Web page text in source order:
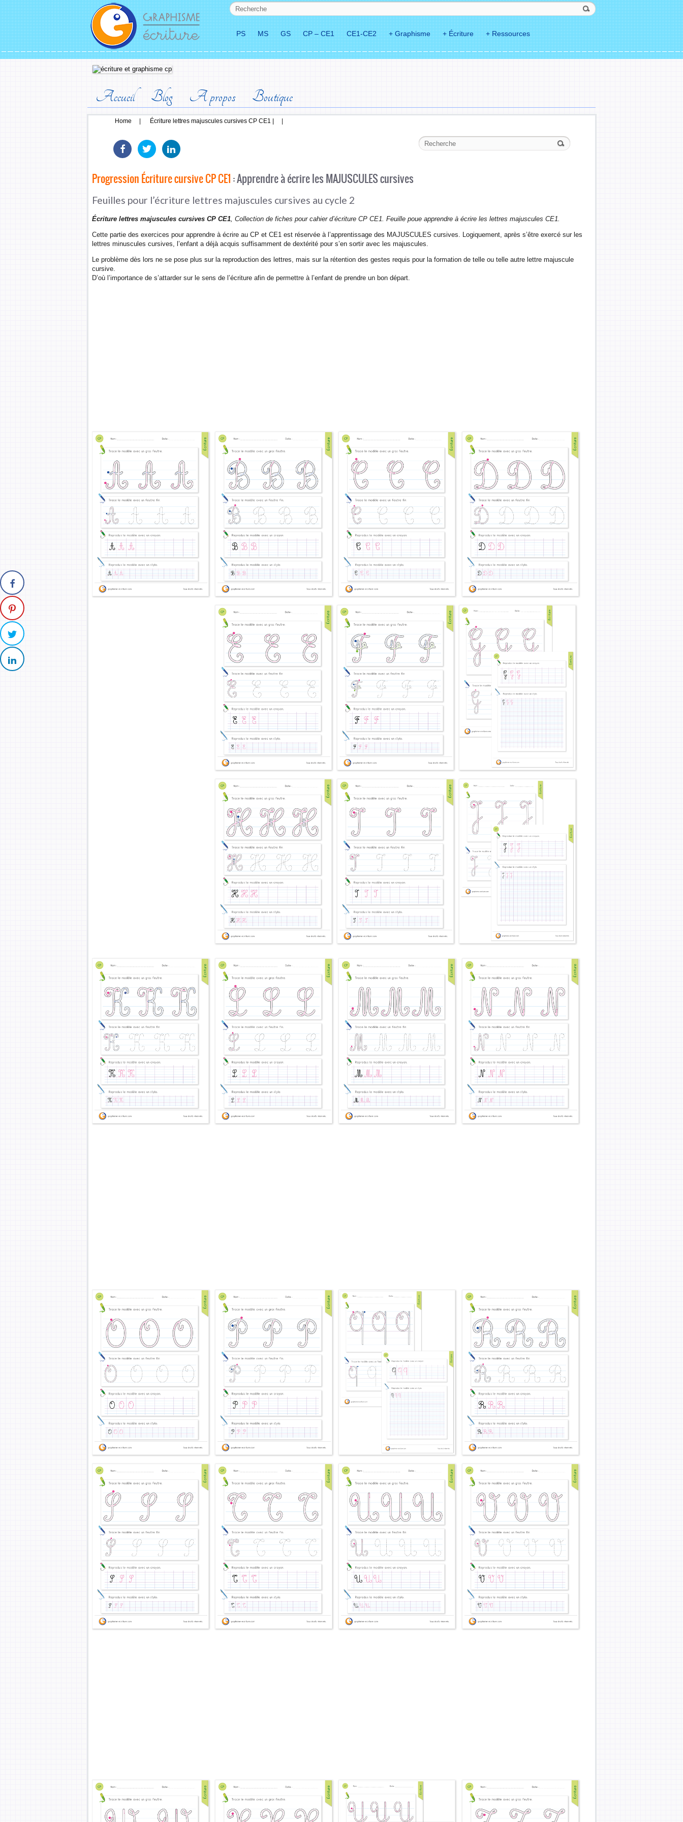
PS MS GS CP – CE1 CE1-CE2 + Graphisme + Écriture + Ressources
Accueil Blog A propos Boutique
Home Écriture lettres majuscules cursives CP CE1 |
Progression Écriture cursive CP CE1: Apprendre à écrire les MAJUSCULES cursives
Feuilles pour l’écriture lettres majuscules cursives au cycle 2
Écriture lettres majuscules cursives CP CE1, Collection de fiches pour cahier d’écriture CP CE1. Feuille poue apprendre à écrire les lettres majuscules CE1.
Cette partie des exercices pour apprendre à écrire au CP et CE1 est réservée à l’apprentissage des MAJUSCULES cursives. Logiquement, après s’être exercé sur les
lettres minuscules cursives, l’enfant a déjà acquis suffisamment de dextérité pour s’en sortir avec les majuscules.
Le problème dès lors ne se pose plus sur la reproduction des lettres, mais sur la rétention des gestes requis pour la formation de telle ou telle autre lettre majuscule
cursive.
D’où l’importance de s’attarder sur le sens de l’écriture afin de permettre à l’enfant de prendre un bon départ.